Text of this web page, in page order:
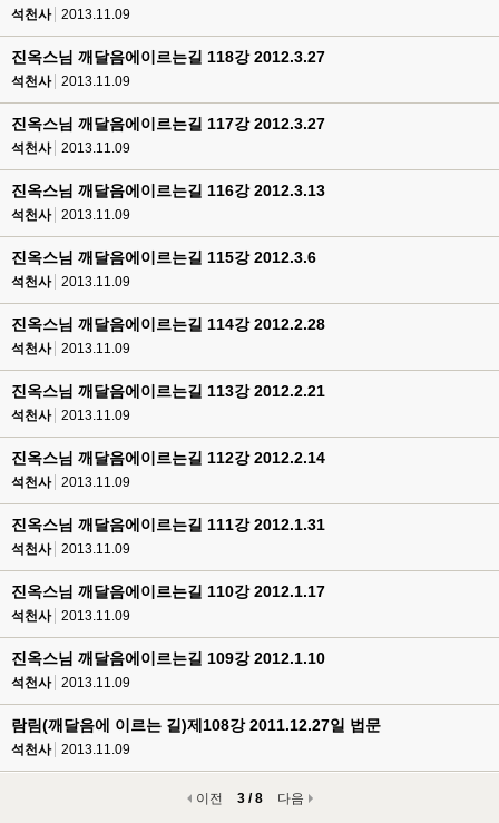
석천사 2013.11.09
진옥스님 깨달음에이르는길 118강 2012.3.27
석천사 2013.11.09
진옥스님 깨달음에이르는길 117강 2012.3.27
석천사 2013.11.09
진옥스님 깨달음에이르는길 116강 2012.3.13
석천사 2013.11.09
진옥스님 깨달음에이르는길 115강 2012.3.6
석천사 2013.11.09
진옥스님 깨달음에이르는길 114강 2012.2.28
석천사 2013.11.09
진옥스님 깨달음에이르는길 113강 2012.2.21
석천사 2013.11.09
진옥스님 깨달음에이르는길 112강 2012.2.14
석천사 2013.11.09
진옥스님 깨달음에이르는길 111강 2012.1.31
석천사 2013.11.09
진옥스님 깨달음에이르는길 110강 2012.1.17
석천사 2013.11.09
진옥스님 깨달음에이르는길 109강 2012.1.10
석천사 2013.11.09
람림(깨달음에 이르는 길)제108강 2011.12.27일 법문
석천사 2013.11.09
이전 3 / 8 다음